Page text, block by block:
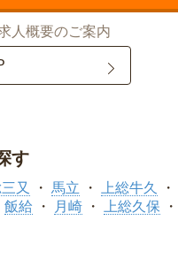
人概要のご案内
す
三又 馬立 上総牛久
飯給 月崎 上総久保